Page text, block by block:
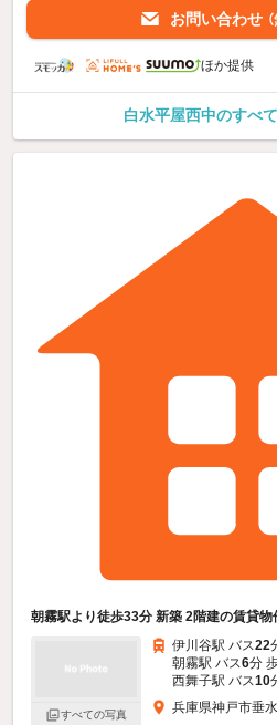
お問い合わせ
ほか提供
白水平屋西中のすべ
朝霧駅より徒歩33分 新築 2階建の賃貸物
すべての写真
伊川谷駅 バス22
朝霧駅 バス6分
西舞子駅 バス10
兵庫県神戸市垂